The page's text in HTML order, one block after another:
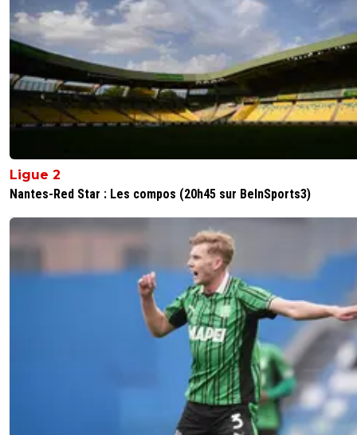
Ligue 2
Nantes-Red Star : Les compos (20h45 sur BeInSports3)